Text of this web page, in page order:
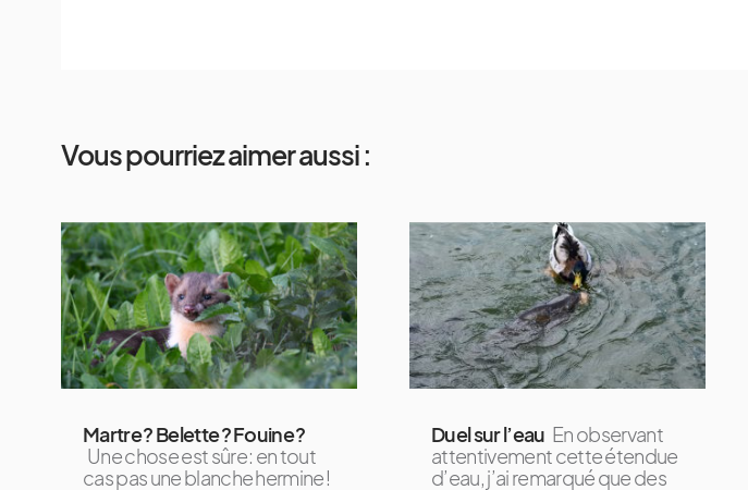
Vous pourriez aimer aussi :
Martre ? Belette ? Fouine ?
Une chose est sûre : en tout
cas pas une blanche hermine !
Duel sur l’eau En observant
attentivement cette étendue
d’eau, j’ai remarqué que des